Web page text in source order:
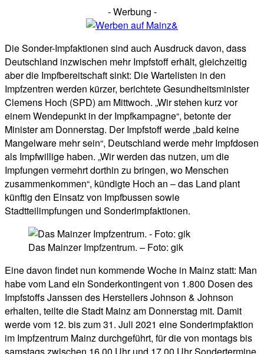
- Werbung -
Die Sonder-Impfaktionen sind auch Ausdruck davon, dass
Deutschland inzwischen mehr Impfstoff erhält, gleichzeitig
aber die Impfbereitschaft sinkt: Die Wartelisten in den
Impfzentren werden kürzer, berichtete Gesundheitsminister
Clemens Hoch (SPD) am Mittwoch. „Wir stehen kurz vor
einem Wendepunkt in der Impfkampagne“, betonte der
Minister am Donnerstag. Der Impfstoff werde „bald keine
Mangelware mehr sein“, Deutschland werde mehr Impfdosen
als Impfwillige haben. „Wir werden das nutzen, um die
Impfungen vermehrt dorthin zu bringen, wo Menschen
zusammenkommen“, kündigte Hoch an – das Land plant
künftig den Einsatz von Impfbussen sowie
Stadtteilimpfungen und Sonderimpfaktionen.
Das Mainzer Impfzentrum. – Foto: gik
Eine davon findet nun kommende Woche in Mainz statt: Man
habe vom Land ein Sonderkontingent von 1.800 Dosen des
Impfstoffs Janssen des Herstellers Johnson & Johnson
erhalten, teilte die Stadt Mainz am Donnerstag mit. Damit
werde vom 12. bis zum 31. Juli 2021 eine Sonderimpfaktion
im Impfzentrum Mainz durchgeführt, für die von montags bis